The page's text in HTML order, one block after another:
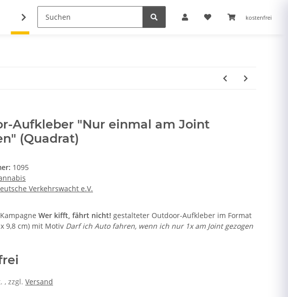
kostenfrei
Cannabis
Aufkleber "Nur einmal am Joint
(Quadrat)
1095
Verkehrswacht e.V.
Wer kifft, fährt nicht! gestalteter Outdoor-Aufkleber im Format
9,8 cm) mit Motiv Darf ich Auto fahren, wenn ich nur 1x am Joint gezogen
, zzgl. Versand